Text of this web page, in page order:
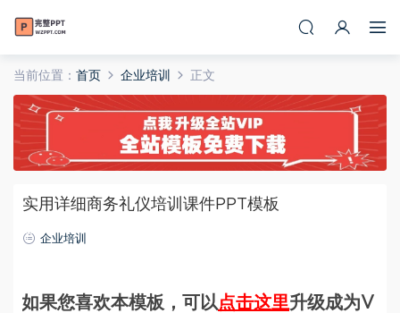
当前位置： 首页 企业培训 正文
实用详细商务礼仪培训课件PPT模板
企业培训
如果您喜欢本模板，可以点击这里升级成为V